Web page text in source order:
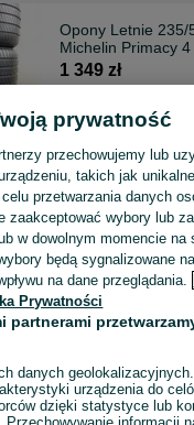
Opony Letnie 235/
Michelin Primacy 4
4x2023r DEMO
1 349 zł
Rzepin
Odświeżono dnia 07
FELGI aluminiowe
SuberB OCTAVIA
5x112 ET44
2 449 zł
Rzepin
Odświeżono dnia 07
1 ... 4 ...
prywatność
przechowujemy lub
takich jak
przetwarzania danych
zaakceptować wybory lub
w dowolnym momencie na
będą sygnalizowane
na dane przeglądania.
Prywatności
partnerami
danych
urządzenia do
dzięki statystyce lub